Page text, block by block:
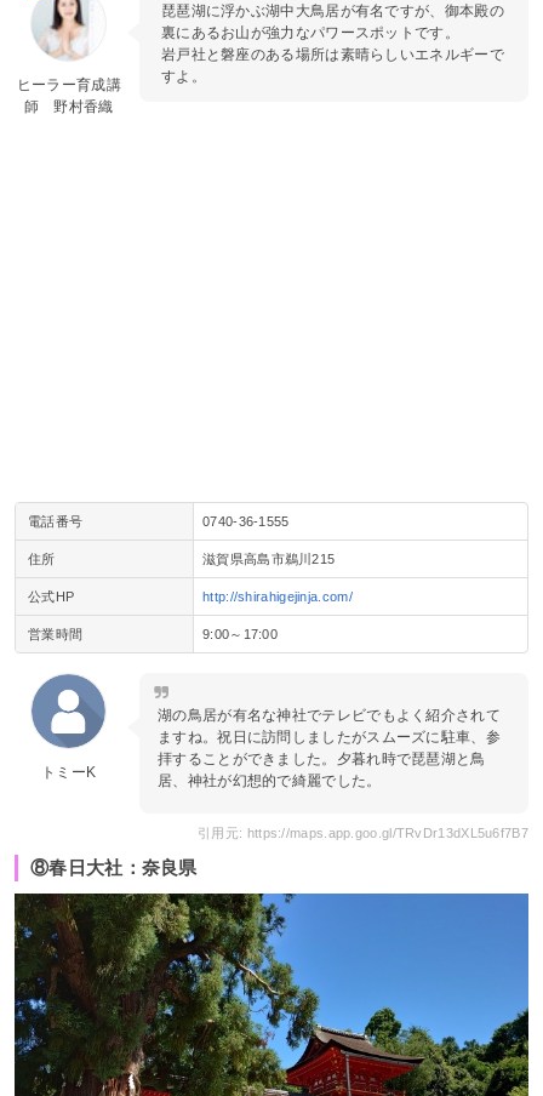
ヒーラー育成講
師 野村香織
琵琶湖に浮かぶ湖中大鳥居が有名ですが、御本殿の
裏にあるお山が強力なパワースポットです。
岩戸社と磐座のある場所は素晴らしいエネルギーで
すよ。
電話番号 0740-36-1555
住所 滋賀県高島市鵜川215
公式HP http://shirahigejinja.com/
営業時間 9:00～17:00
トミーK
湖の鳥居が有名な神社でテレビでもよく紹介されて
ますね。祝日に訪問しましたがスムーズに駐車、参
拝することができました。夕暮れ時で琵琶湖と鳥
居、神社が幻想的で綺麗でした。
引用元: https://maps.app.goo.gl/TRvDr13dXL5u6f7B7
⑧春日大社：奈良県